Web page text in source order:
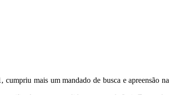
mais um mandado de busca e apreensão na